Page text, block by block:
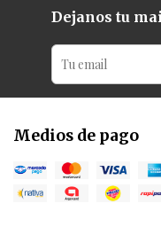
Dejanos tu
Medios de pago